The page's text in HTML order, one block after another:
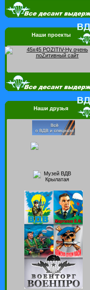
Наши проекты
Наши друзья